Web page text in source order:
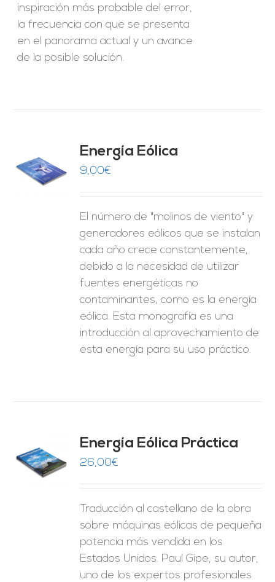
inspiración más probable del error,
la frecuencia con que se presenta
en el panorama actual y un avance
de la posible solución.
Energía Eólica
9,00€
El número de "molinos de viento" y
generadores eólicos que se instalan
cada año crece constantemente,
debido a la necesidad de utilizar
fuentes energéticas no
contaminantes, como es la energía
eólica. Esta monografía es una
introducción al aprovechamiento de
esta energía para su uso práctico.
Energía Eólica Práctica
26,00€
Traducción al castellano de la obra
sobre máquinas eólicas de pequeña
potencia más vendida en los
Estados Unidos. Paul Gipe, su autor,
uno de los expertos profesionales